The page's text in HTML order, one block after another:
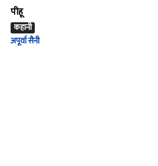
पीहू
कहानी
अपूर्वा सैनी